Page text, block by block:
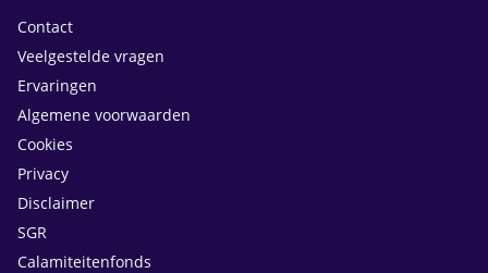
Contact
Veelgestelde vragen
Ervaringen
Algemene voorwaarden
Cookies
Privacy
Disclaimer
SGR
Calamiteitenfonds